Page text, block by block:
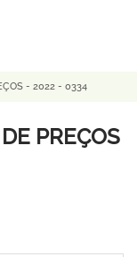
- 2022 - 0334
PREÇOS